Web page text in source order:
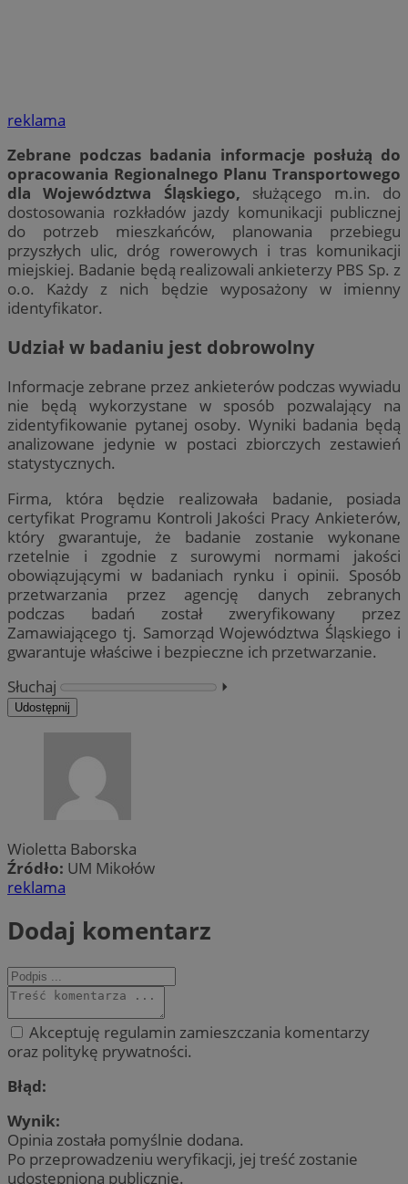
reklama
Zebrane podczas badania informacje posłużą do
opracowania Regionalnego Planu Transportowego
dla Województwa Śląskiego, służącego m.in. do
dostosowania rozkładów jazdy komunikacji publicznej
do potrzeb mieszkańców, planowania przebiegu
przyszłych ulic, dróg rowerowych i tras komunikacji
miejskiej. Badanie będą realizowali ankieterzy PBS Sp. z
o.o. Każdy z nich będzie wyposażony w imienny
identyfikator.
Udział w badaniu jest dobrowolny
Informacje zebrane przez ankieterów podczas wywiadu
nie będą wykorzystane w sposób pozwalający na
zidentyfikowanie pytanej osoby. Wyniki badania będą
analizowane jedynie w postaci zbiorczych zestawień
statystycznych.
Firma, która będzie realizowała badanie, posiada
certyfikat Programu Kontroli Jakości Pracy Ankieterów,
który gwarantuje, że badanie zostanie wykonane
rzetelnie i zgodnie z surowymi normami jakości
obowiązującymi w badaniach rynku i opinii. Sposób
przetwarzania przez agencję danych zebranych
podczas badań został zweryfikowany przez
Zamawiającego tj. Samorząd Województwa Śląskiego i
gwarantuje właściwe i bezpieczne ich przetwarzanie.
Słuchaj
⏵︎
Udostępnij
Wioletta Baborska
Źródło: UM Mikołów
reklama
Dodaj komentarz
Akceptuję regulamin zamieszczania komentarzy
oraz politykę prywatności.
Błąd:
Wynik:
Opinia została pomyślnie dodana.
Po przeprowadzeniu weryfikacji, jej treść zostanie
udostępniona publicznie.